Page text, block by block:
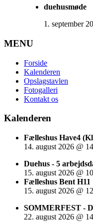
duehusmøde
1. september
MENU
Forside
Kalenderen
Opslagstavlen
Fotogalleri
Kontakt os
Kalenderen
Fælleshus Have4
14. august 2026 @
Duehus - 5
15. august 2026 @
Fælleshus Bent H11
15. august 2026 @
SOMMERFEST -
22. august 2026 @